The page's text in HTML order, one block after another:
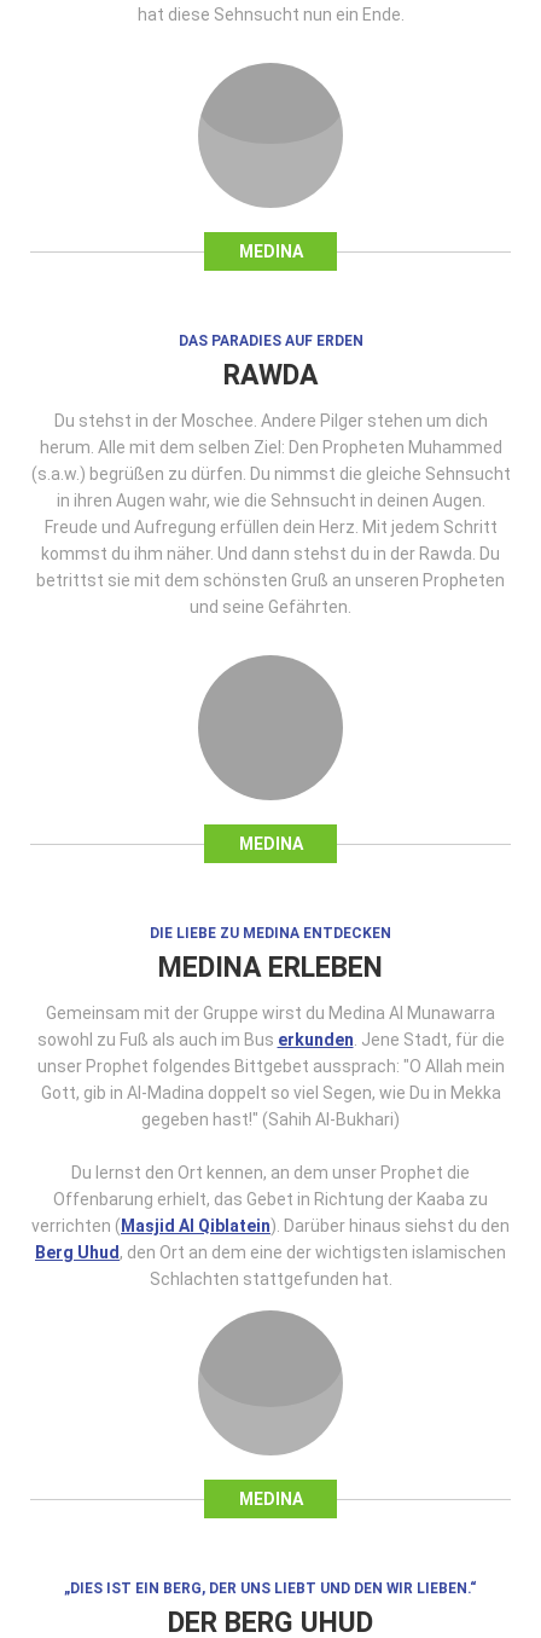
MEDINA
hat diese Sehnsucht nun ein Ende.
MEDINA
DAS PARADIES AUF ERDEN
RAWDA
Du stehst in der Moschee. Andere Pilger stehen um dich
herum. Alle mit dem selben Ziel: Den Propheten Muhammed
(s.a.w.) begrüßen zu dürfen. Du nimmst die gleiche Sehnsucht
in ihren Augen wahr, wie die Sehnsucht in deinen Augen.
Freude und Aufregung erfüllen dein Herz. Mit jedem Schritt
kommst du ihm näher. Und dann stehst du in der Rawda. Du
betrittst sie mit dem schönsten Gruß an unseren Propheten
und seine Gefährten.
MEDINA
DIE LIEBE ZU MEDINA ENTDECKEN
MEDINA ERLEBEN
Gemeinsam mit der Gruppe wirst du Medina Al Munawarra
sowohl zu Fuß als auch im Bus erkunden. Jene Stadt, für die
unser Prophet folgendes Bittgebet aussprach: "O Allah mein
Gott, gib in Al-Madina doppelt so viel Segen, wie Du in Mekka
gegeben hast!" (Sahih Al-Bukhari)
Du lernst den Ort kennen, an dem unser Prophet die
Offenbarung erhielt, das Gebet in Richtung der Kaaba zu
verrichten ( Masjid Al Qiblatein). Darüber hinaus siehst du den
Berg Uhud, den Ort an dem eine der wichtigsten islamischen
Schlachten stattgefunden hat.
„DIES IST EIN BERG, DER UNS LIEBT UND DEN WIR LIEBEN.“
DER BERG UHUD